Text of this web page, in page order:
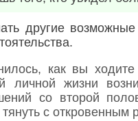
другие
как вы
личной жизни
со второй
тянуть с откровенным